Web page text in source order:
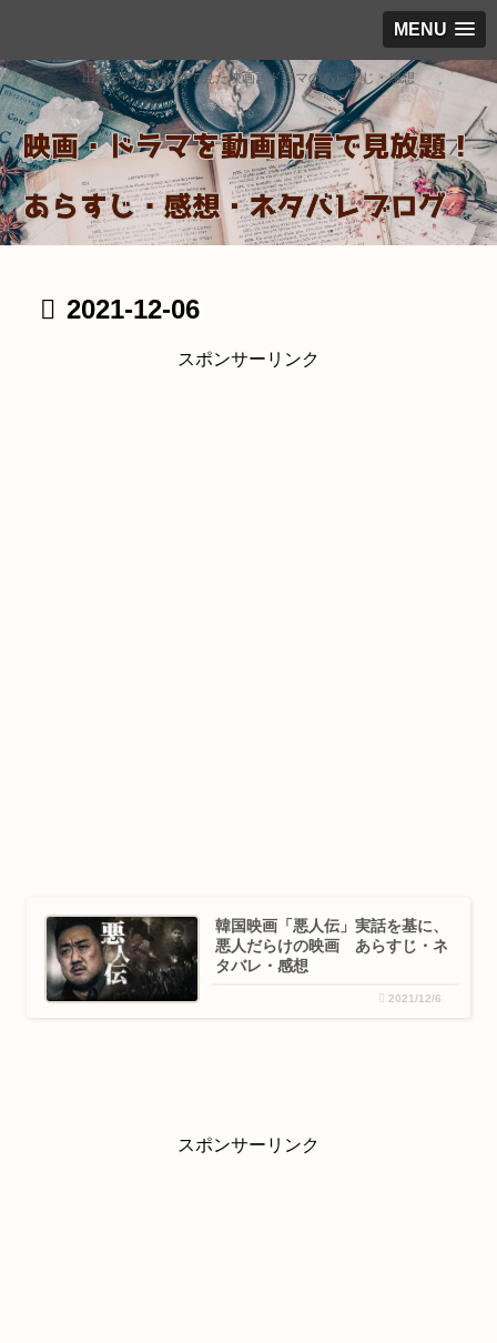
MENU
出来るだけ見放題で見た映画・ドラマのあらすじ・感想
2021-12-06
スポンサーリンク
韓国映画「悪人伝」実話を基に、
悪人だらけの映画 あらすじ・ネ
タバレ・感想
2021/12/6
スポンサーリンク